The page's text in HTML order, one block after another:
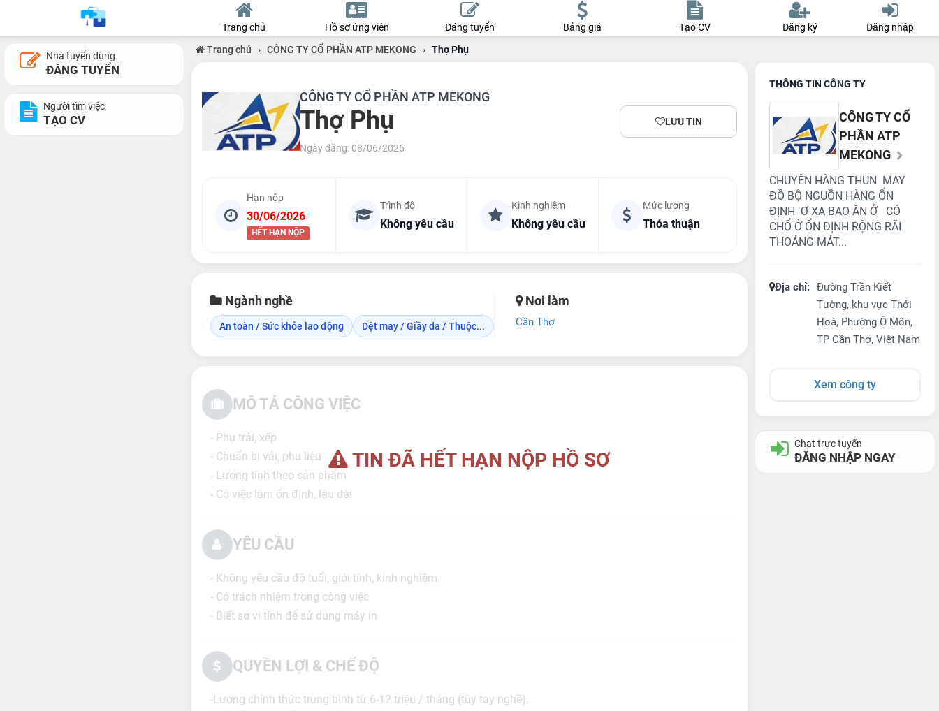
Trang chủ Hồ sơ ứng viên Đăng tuyển Bảng giá Tạo CV Đăng ký Đăng nhập
Nhà tuyển dụng
ĐĂNG TUYỂN
Người tìm việc
TẠO CV
Trang chủ › CÔNG TY CỔ PHẦN ATP MEKONG › Thợ Phụ
CÔNG TY CỔ PHẦN ATP MEKONG
Thợ Phụ
Ngày đăng: 08/06/2026
LƯU TIN
Hạn nộp
30/06/2026
HẾT HẠN NỘP
Trình độ
Không yêu cầu
Kinh nghiệm
Không yêu cầu
Mức lương
Thỏa thuận
Ngành nghề
An toàn / Sức khỏe lao động Dệt may / Giầy da / Thuộc...
Nơi làm
Cần Thơ
TIN ĐÃ HẾT HẠN NỘP HỒ SƠ
MÔ TẢ CÔNG VIỆC
- Phụ trải, xếp
- Chuẩn bị vải, phụ liệu
- Lương tính theo sản phẩm
- Có việc làm ổn định, lâu dài
YÊU CẦU
- Không yêu cầu độ tuổi, giới tính, kinh nghiệm.
- Có trách nhiệm trong công việc
- Biết sơ vi tính để sử dung máy in
QUYỀN LỢI & CHẾ ĐỘ
-Lương chính thức trung bình từ 6-12 triệu / tháng (tùy tay nghề).
THÔNG TIN CÔNG TY
CÔNG TY CỔ
PHẦN ATP
MEKONG
CHUYÊN HÀNG THUN MAY
ĐỒ BỘ NGUỒN HÀNG ỔN
ĐỊNH Ơ XA BAO ĂN Ở CÓ
CHỔ Ở ỔN ĐỊNH RỘNG RÃI
THOÁNG MÁT...
Địa chỉ: Đường Trần Kiết
Tường, khu vực Thới
Hoà, Phường Ô Môn,
TP Cần Thơ, Việt Nam
Xem công ty
Chat trực tuyến
ĐĂNG NHẬP NGAY